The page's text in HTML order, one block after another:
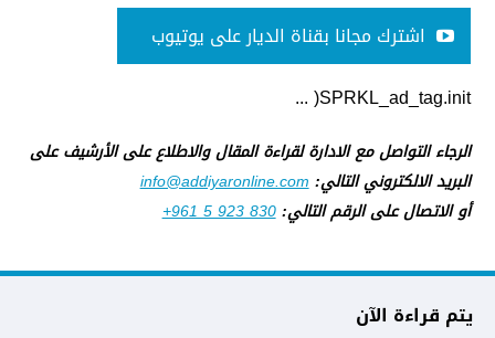
اشترك مجانا بقناة الديار على يوتيوب
SPRKL_ad_tag.init( ...
الرجاء التواصل مع الادارة لقراءة المقال والاطلاع على الأرشيف على
البريد الالكتروني التالي:info@addiyaronline.com
أو الاتصال على الرقم التالي:+961 5 923 830
يتم قراءة الآن